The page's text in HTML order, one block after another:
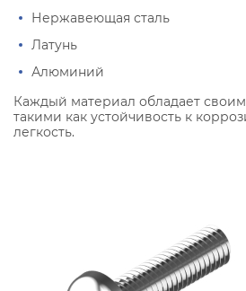
Нержавеющая сталь
Латунь
Алюминий
Каждый материал обладает
такими как устойчивость к
легкость.